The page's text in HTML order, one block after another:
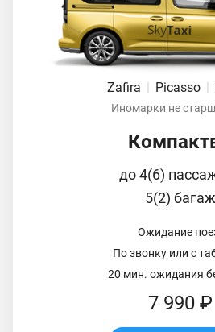
Zafira | Picasso |
Иномарки не
до 4(6)
5(2)
Ожидание
По звонку или с
20 мин. ожидания
7 990 ₽